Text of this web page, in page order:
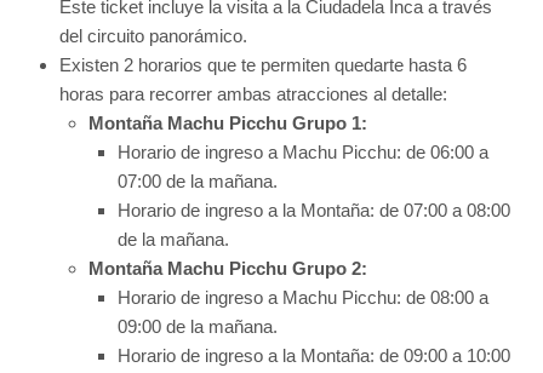
Este ticket incluye la visita a la Ciudadela Inca a través
del circuito panorámico.
Existen 2 horarios que te permiten quedarte hasta 6
horas para recorrer ambas atracciones al detalle:
Montaña Machu Picchu Grupo 1:
Horario de ingreso a Machu Picchu: de 06:00 a
07:00 de la mañana.
Horario de ingreso a la Montaña: de 07:00 a 08:00
de la mañana.
Montaña Machu Picchu Grupo 2:
Horario de ingreso a Machu Picchu: de 08:00 a
09:00 de la mañana.
Horario de ingreso a la Montaña: de 09:00 a 10:00